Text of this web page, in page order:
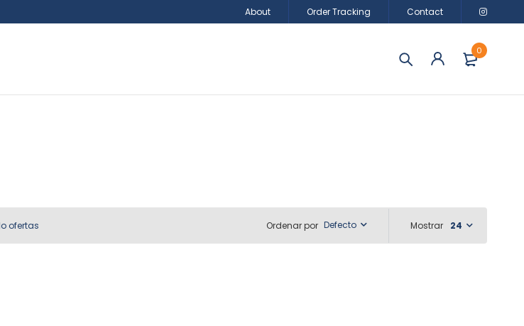
About Order Tracking Contact
0
Ordenar por Defecto
ofertas Mostrar 24